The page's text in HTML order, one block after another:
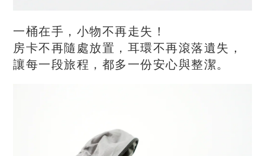
一桶在手，小物不再走失！
房卡不再隨處放置，耳環不再滾落遺失，
讓每一段旅程，都多一份安心與整潔。